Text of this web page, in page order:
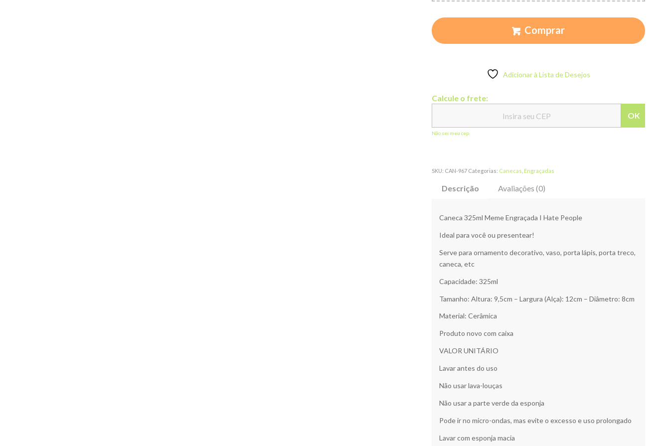
Comprar
Adicionar à Lista de Desejos
Calcule o frete:
OK
Não sei meu cep
SKU: CAN-967 Categorias: Canecas Engraçadas
Descrição Avaliações (0)
Caneca 325ml Meme Engraçada I Hate People
Ideal para você ou presentear!
Serve para ornamento decorativo, vaso, porta lápis, porta treco,
caneca, etc
Capacidade: 325ml
Tamanho: Altura: 9,5cm – Largura (Alça): 12cm – Diâmetro: 8cm
Material: Cerâmica
Produto novo com caixa
VALOR UNITÁRIO
Lavar antes do uso
Não usar lava-louças
Não usar a parte verde da esponja
Pode ir no micro-ondas, mas evite o excesso e uso prolongado
Lavar com esponja macia